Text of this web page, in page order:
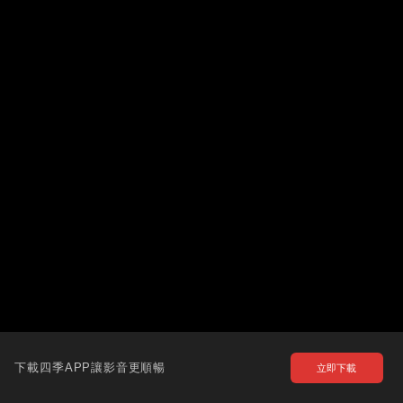
下載四季APP讓影音更順暢 立即下載